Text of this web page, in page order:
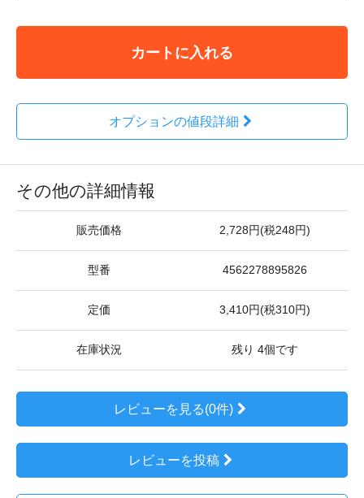
カートに入れる
オプションの値段詳細
その他の詳細情報
販売価格 2,728円(税248円)
型番 4562278895826
定価 3,410円(税310円)
在庫状況 残り 4個です
レビューを見る(0件)
レビューを投稿